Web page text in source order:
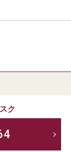
ク